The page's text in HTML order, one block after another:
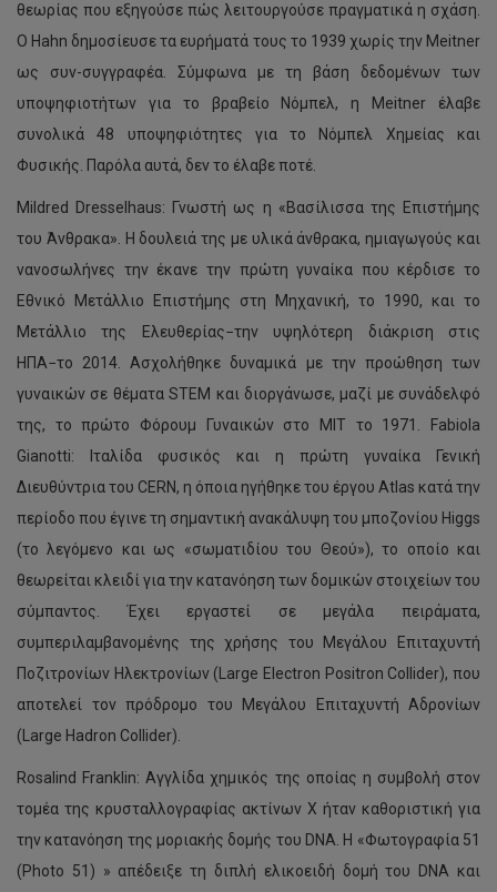
θεωρίας που εξηγούσε πώς λειτουργούσε πραγματικά η σχάση.
Ο Hahn δημοσίευσε τα ευρήματά τους το 1939 χωρίς την Meitner
ως συν-συγγραφέα. Σύμφωνα με τη βάση δεδομένων των
υποψηφιοτήτων για το βραβείο Νόμπελ, η Meitner έλαβε
συνολικά 48 υποψηφιότητες για το Νόμπελ Χημείας και
Φυσικής. Παρόλα αυτά, δεν το έλαβε ποτέ.
Mildred Dresselhaus: Γνωστή ως η «Βασίλισσα της Επιστήμης
του Άνθρακα». Η δουλειά της με υλικά άνθρακα, ημιαγωγούς και
νανοσωλήνες την έκανε την πρώτη γυναίκα που κέρδισε το
Εθνικό Μετάλλιο Επιστήμης στη Μηχανική, το 1990, και το
Μετάλλιο της Ελευθερίας−την υψηλότερη διάκριση στις
ΗΠΑ−το 2014. Ασχολήθηκε δυναμικά με την προώθηση των
γυναικών σε θέματα STEM και διοργάνωσε, μαζί με συνάδελφό
της, το πρώτο Φόρουμ Γυναικών στο MIT το 1971. Fabiola
Gianotti: Ιταλίδα φυσικός και η πρώτη γυναίκα Γενική
Διευθύντρια του CERN, η όποια ηγήθηκε του έργου Atlas κατά την
περίοδο που έγινε τη σημαντική ανακάλυψη του μποζονίου Higgs
(το λεγόμενο και ως «σωματιδίου του Θεού»), το οποίο και
θεωρείται κλειδί για την κατανόηση των δομικών στοιχείων του
σύμπαντος. Έχει εργαστεί σε μεγάλα πειράματα,
συμπεριλαμβανομένης της χρήσης του Μεγάλου Επιταχυντή
Ποζιτρονίων Ηλεκτρονίων (Large Electron Positron Collider), που
αποτελεί τον πρόδρομο του Μεγάλου Επιταχυντή Αδρονίων
(Large Hadron Collider).
Rosalind Franklin: Αγγλίδα χημικός της οποίας η συμβολή στον
τομέα της κρυσταλλογραφίας ακτίνων Χ ήταν καθοριστική για
την κατανόηση της μοριακής δομής του DNA. Η «Φωτογραφία 51
(Photo 51) » απέδειξε τη διπλή ελικοειδή δομή του DNA και